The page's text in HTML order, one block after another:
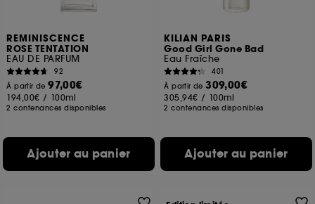
REMINISCENCE
ROSE TENTATION
EAU DE PARFUM
92
À partir de97,00€
194,00€ / 100ml
2 contenances disponibles
Ajouter au panier
KILIAN PARIS
Good Girl Gone Bad
Eau Fraîche
401
À partir de309,00€
305,94€ / 100ml
2 contenances disponibles
Ajouter au panier